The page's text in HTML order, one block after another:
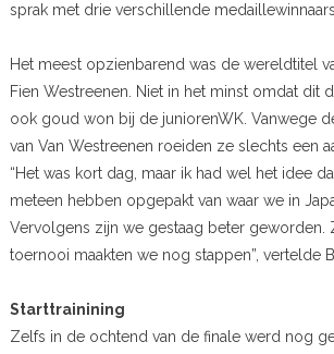
sprak met drie verschillende
Het meest opzienbarend was de wereldtitel
Fien Westreenen. Niet in het minst omdat dit
ook goud won bij de juniorenWK. Vanwege
van Van Westreenen roeiden ze slechts een
“Het was kort dag, maar ik had wel het idee
meteen hebben opgepakt van waar we in
Vervolgens zijn we gestaag beter geworden.
toernooi maakten we nog stappen”, vertelde
Starttrainining
Zelfs in de ochtend van de finale werd nog